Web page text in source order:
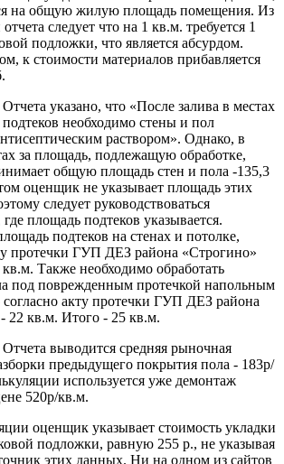
на общую жилую площадь помещения. Из
следует что на 1 кв.м. требуется 1
подложки, что является абсурдом.
к стоимости материалов прибавляется
указано, что «После залива в местах
подтеков необходимо стены и пол
раствором». Однако, в
за площадь, подлежащую обработке,
общую площадь стен и пола -135,3
оценщик не указывает площадь этих
следует руководствоваться
площадь подтеков указывается.
подтеков на стенах и потолке,
протечки ГУП ДЕЗ района «Строгино»
кв.м. Также необходимо обработать
под поврежденным протечкой напольным
акту протечки ГУП ДЕЗ района
22 кв.м. Итого - 25 кв.м.
выводится средняя рыночная
предыдущего покрытия пола - 183р/
используется уже демонтаж
520р/кв.м.
оценщик указывает стоимость укладки
подложки, равную 255 р., не указывая
этих данных. Ни на одном из сайтов